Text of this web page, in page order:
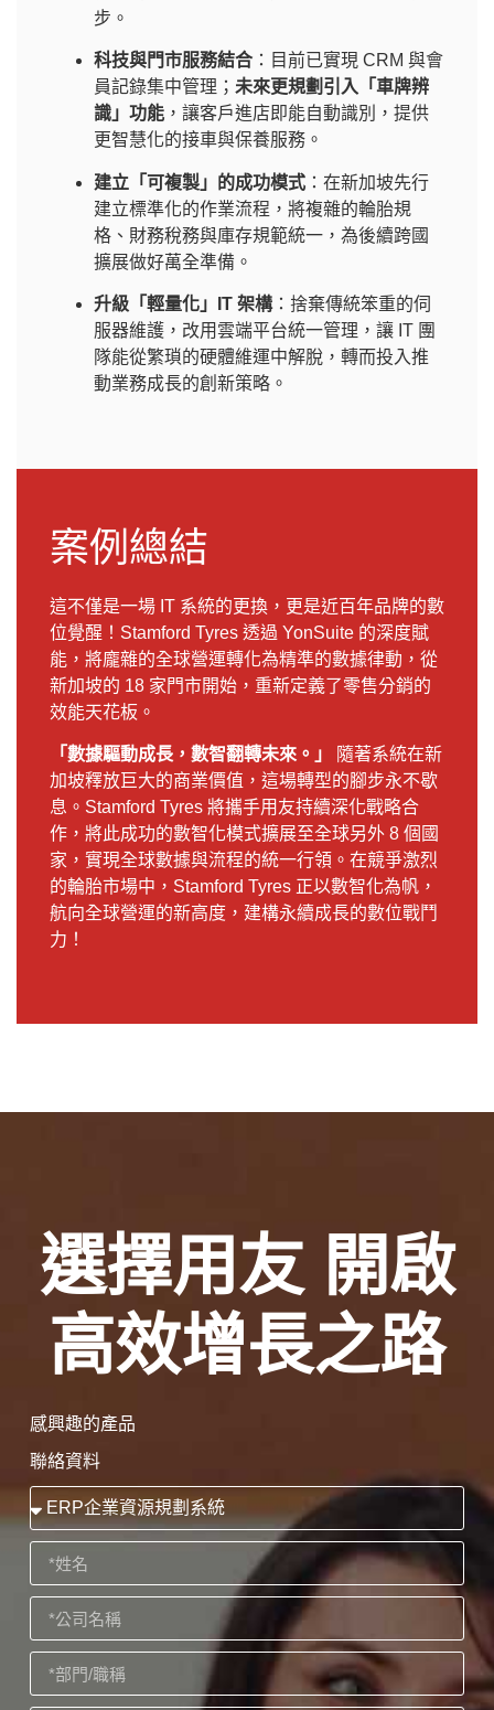
步。
科技與門市服務結合 ：目前已實現 CRM 與會
員記錄集中管理； 未來更規劃引入「車牌辨
識」功能 ，讓客戶進店即能自動識別，提供
更智慧化的接車與保養服務。
建立「可複製」的成功模式 ：在新加坡先行
建立標準化的作業流程，將複雜的輪胎規
格、財務稅務與庫存規範統一，為後續跨國
擴展做好萬全準備。
升級「輕量化」IT 架構：捨棄傳統笨重的伺
服器維護，改用雲端平台統一管理，讓 IT 團
隊能從繁瑣的硬體維運中解脫，轉而投入推
動業務成長的創新策略。
案例總結
這不僅是一場 IT 系統的更換，更是近百年品牌的數
位覺醒！Stamford Tyres 透過 YonSuite 的深度賦
能，將龐雜的全球營運轉化為精準的數據律動，從
新加坡的 18 家門市開始，重新定義了零售分銷的
效能天花板。
「數據驅動成長，數智翻轉未來。」
隨著系統在新
加坡釋放巨大的商業價值，這場轉型的腳步永不歇
息。Stamford Tyres 將攜手用友持續深化戰略合
作，將此成功的數智化模式擴展至全球另外 8 個國
家，實現全球數據與流程的統一行領。在競爭激烈
的輪胎市場中，Stamford Tyres 正以數智化為帆，
航向全球營運的新高度，建構永續成長的數位戰鬥
力！
選擇用友 開啟
高效增長之路
感興趣的產品
聯絡資料